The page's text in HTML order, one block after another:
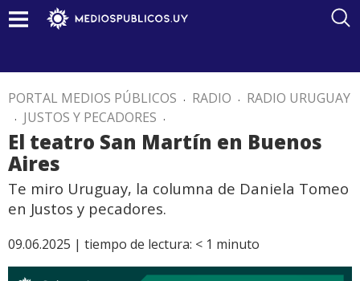
PORTAL MEDIOS PÚBLICOS . RADIO . RADIO URUGUAY
. JUSTOS Y PECADORES .
El teatro San Martín en Buenos
Aires
Te miro Uruguay, la columna de Daniela Tomeo
en Justos y pecadores.
09.06.2025 | tiempo de lectura: < 1 minuto